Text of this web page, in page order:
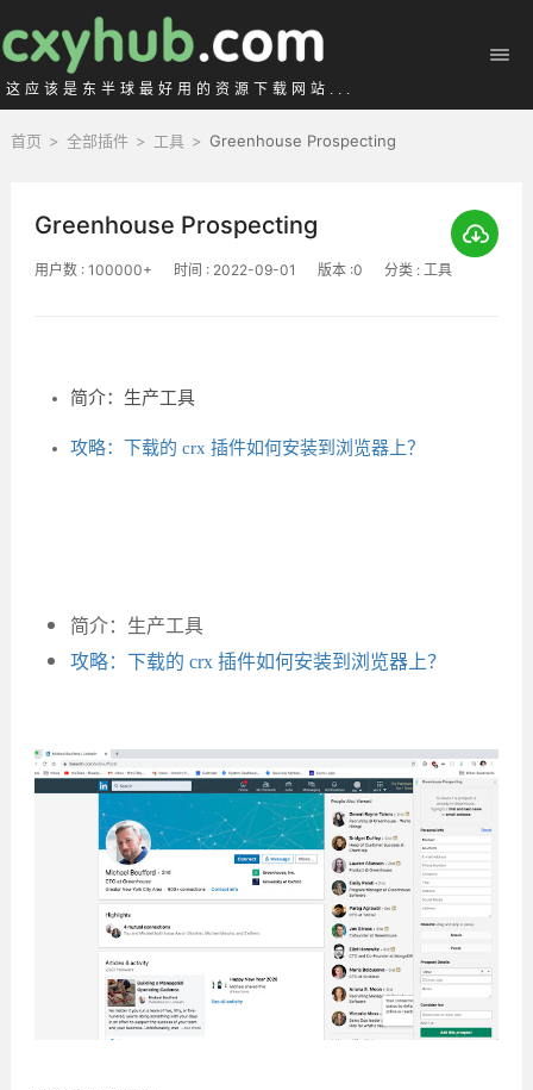
这应该是东半球最好用的资源下载网站...
首页 > 全部插件 > 工具 > Greenhouse Prospecting
Greenhouse Prospecting
用户数 : 100000+ 时间 : 2022-09-01 版本 :0 分类 : 工具
简介：生产工具
攻略：下载的 crx 插件如何安装到浏览器上？
简介：生产工具
攻略：下载的 crx 插件如何安装到浏览器上？